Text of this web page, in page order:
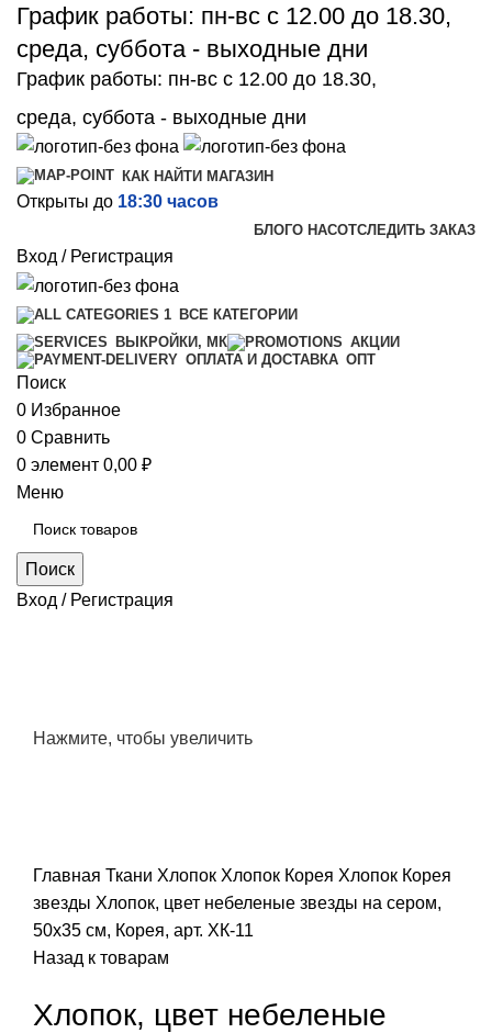
График работы: пн-вс с 12.00 до 18.30,
среда, суббота - выходные дни
График работы: пн-вс с 12.00 до 18.30,
среда, суббота - выходные дни
КАК НАЙТИ МАГАЗИН
Открыты до 18:30 часов
БЛОГО НАСОТСЛЕДИТЬ ЗАКАЗ
Вход / Регистрация
ВСЕ КАТЕГОРИИ
ВЫКРОЙКИ, МК
АКЦИИ
ОПЛАТА И ДОСТАВКА ОПТ
Поиск
0 Избранное
0 Сравнить
0 элемент 0,00 ₽
Меню
Поиск
Вход / Регистрация
Нажмите, чтобы увеличить
Главная Ткани Хлопок Хлопок Корея Хлопок Корея
звезды Хлопок, цвет небеленые звезды на сером,
50х35 см, Корея, арт. ХК-11
Назад к товарам
Хлопок, цвет небеленые